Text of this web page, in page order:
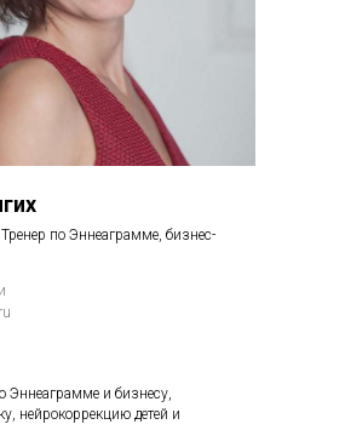
по Эннеаграмме, бизнес-
Эннеаграмме и бизнесу,
нейрокоррекцию детей и